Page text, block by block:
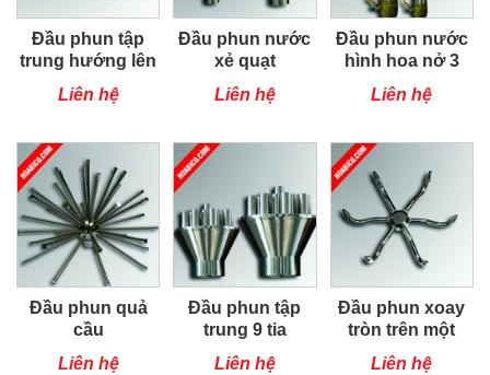
Đầu phun tập
trung hướng lên
trung tâm
Liên hệ
Đầu phun nước
xẻ quạt
Liên hệ
Đầu phun nước
hình hoa nở 3
Liên hệ
Đầu phun quả
cầu
Liên hệ
Đầu phun tập
trung 9 tia
Liên hệ
Đầu phun xoay
tròn trên một
trục
Liên hệ